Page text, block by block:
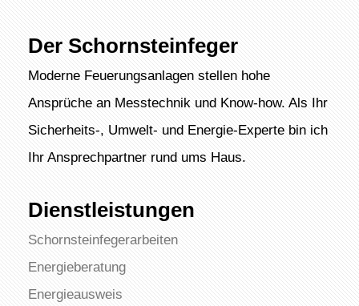
Der Schornsteinfeger
Moderne Feuerungsanlagen stellen hohe
Ansprüche an Messtechnik und Know-how. Als Ihr
Sicherheits-, Umwelt- und Energie-Experte bin ich
Ihr Ansprechpartner rund ums Haus.
Dienstleistungen
Schornsteinfegerarbeiten
Energieberatung
Energieausweis